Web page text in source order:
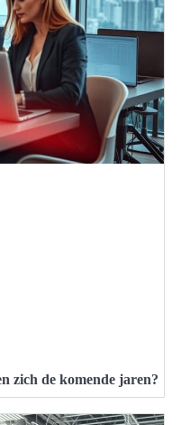
zich de komende jaren?